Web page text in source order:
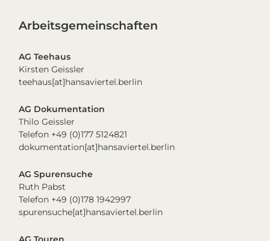
Arbeitsgemeinschaften
AG Teehaus
Kirsten Geissler
teehaus[at]hansaviertel.berlin
AG Dokumentation
Thilo Geissler
Telefon +49 (0)177 5124821
dokumentation[at]hansaviertel.berlin
AG Spurensuche
Ruth Pabst
Telefon +49 (0)178 1942997
spurensuche[at]hansaviertel.berlin